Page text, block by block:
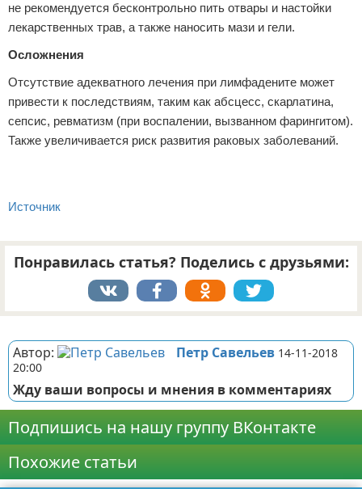
не рекомендуется бесконтрольно пить отвары и настойки
лекарственных трав, а также наносить мази и гели.
Осложнения
Отсутствие адекватного лечения при лимфадените может
привести к последствиям, таким как абсцесс, скарлатина,
сепсис, ревматизм (при воспалении, вызванном фарингитом).
Также увеличивается риск развития раковых заболеваний.
Источник
Понравилась статья? Поделись с друзьями:
Автор: Петр Савельев 14-11-2018
20:00
Жду ваши вопросы и мнения в комментариях
Подпишись на нашу группу ВКонтакте
Похожие статьи